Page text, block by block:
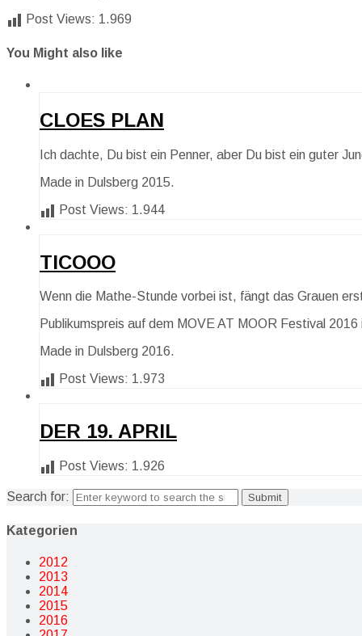
Post Views: 1.969
You Might also like
CLOES PLAN
Ich dachte, Du bist ein Penner, aber Du bist ein guter
Made in Dulsberg 2015.
Post Views: 1.944
TICOOO
Wenn die Mathe-Stunde vorbei ist, fängt das Grauen
Publikumspreis auf dem MOVE AT MOOR Festival
Made in Dulsberg 2016.
Post Views: 1.973
DER 19. APRIL
Post Views: 1.926
Search for:
Kategorien
2012
2013
2014
2015
2016